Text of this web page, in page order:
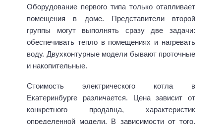
Оборудование первого типа только отапливает
помещения в доме. Представители второй
группы могут выполнять сразу две задачи:
обеспечивать тепло в помещениях и нагревать
воду. Двухконтурные модели бывают проточные
и накопительные.
Стоимость электрического котла в
Екатеринбурге различается. Цена зависит от
конкретного продавца, характеристик
определенной модели. В зависимости от того,